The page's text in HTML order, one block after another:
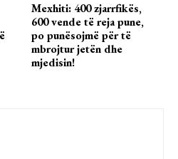
Mexhiti: 400 zjarrfikës,
600 vende të reja pune,
po punësojmë për të
mbrojtur jetën dhe
mjedisin!